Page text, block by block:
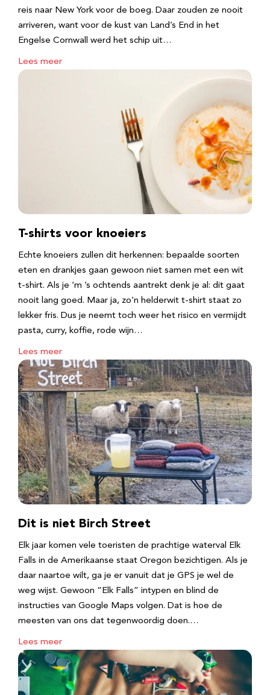
reis naar New York voor de boeg. Daar zouden ze nooit
arriveren, want voor de kust van Land’s End in het
Engelse Cornwall werd het schip uit…
Lees meer
T-shirts voor knoeiers
Echte knoeiers zullen dit herkennen: bepaalde soorten
eten en drankjes gaan gewoon niet samen met een wit
t-shirt. Als je ‘m ’s ochtends aantrekt denk je al: dit gaat
nooit lang goed. Maar ja, zo’n helderwit t-shirt staat zo
lekker fris. Dus je neemt toch weer het risico en vermijdt
pasta, curry, koffie, rode wijn…
Lees meer
Dit is niet Birch Street
Elk jaar komen vele toeristen de prachtige waterval Elk
Falls in de Amerikaanse staat Oregon bezichtigen. Als je
daar naartoe wilt, ga je er vanuit dat je GPS je wel de
weg wijst. Gewoon “Elk Falls” intypen en blind de
instructies van Google Maps volgen. Dat is hoe de
meesten van ons dat tegenwoordig doen.…
Lees meer